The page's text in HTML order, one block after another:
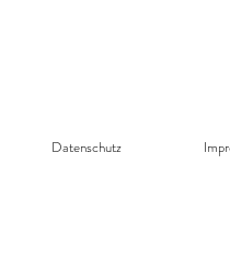
Datenschutz​